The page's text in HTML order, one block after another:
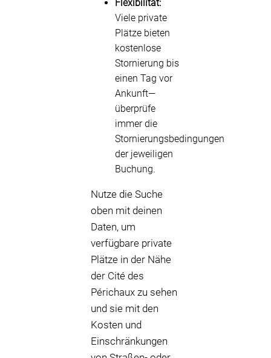
Flexibilität:
Viele private
Plätze bieten
kostenlose
Stornierung bis
einen Tag vor
Ankunft—
überprüfe
immer die
Stornierungsbedingungen
der jeweiligen
Buchung.
Nutze die Suche
oben mit deinen
Daten, um
verfügbare private
Plätze in der Nähe
der Cité des
Périchaux zu sehen
und sie mit den
Kosten und
Einschränkungen